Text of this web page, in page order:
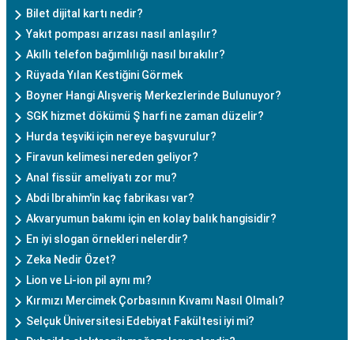
Bilet dijital kartı nedir?
Yakıt pompası arızası nasıl anlaşılır?
Akıllı telefon bağımlılığı nasıl bırakılır?
Rüyada Yılan Kestiğini Görmek
Boyner Hangi Alışveriş Merkezlerinde Bulunuyor?
SGK hizmet dökümü Ş harfi ne zaman düzelir?
Hurda teşviki için nereye başvurulur?
Firavun kelimesi nereden geliyor?
Anal fissür ameliyatı zor mu?
Abdi Ibrahim'in kaç fabrikası var?
Akvaryumun bakımı için en kolay balık hangisidir?
En iyi slogan örnekleri nelerdir?
Zeka Nedir Özet?
Lion ve Li-ion pil aynı mı?
Kırmızı Mercimek Çorbasının Kıvamı Nasıl Olmalı?
Selçuk Üniversitesi Edebiyat Fakültesi iyi mi?